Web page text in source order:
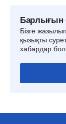
Барлығын
Бізге
қызықты
хабардар